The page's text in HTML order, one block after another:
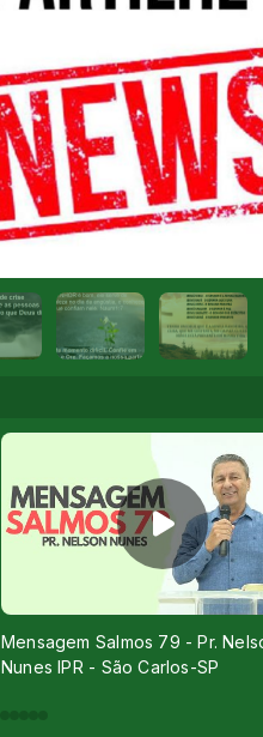
Mensagem Salmos 79 - Pr.
Nunes IPR - São Carlos-SP